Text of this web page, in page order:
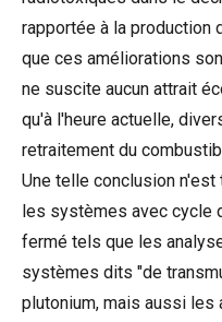
rapportée à la production
que ces améliorations
ne suscite aucun attrait
qu'à l'heure actuelle,
retraitement du
Une telle conclusion
les systèmes avec cycle
fermé tels que les
systèmes dits "de
plutonium, mais aussi les